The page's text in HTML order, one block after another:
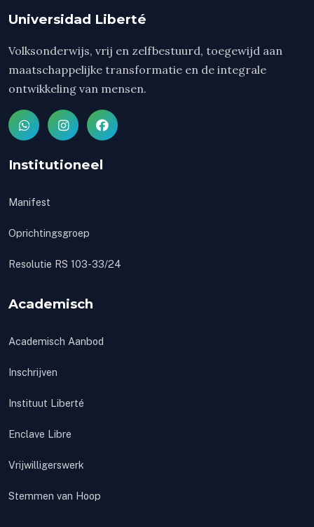
Universidad Liberté
Volksonderwijs, vrij en zelfbestuurd, toegewijd aan
maatschappelijke transformatie en de integrale
ontwikkeling van mensen.
Institutioneel
Manifest
Oprichtingsgroep
Resolutie RS 103-33/24
Academisch
Academisch Aanbod
Inschrijven
Instituut Liberté
Enclave Libre
Vrijwilligerswerk
Stemmen van Hoop